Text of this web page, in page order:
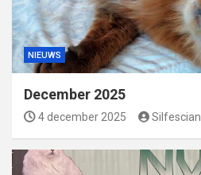
NIEUWS
December 2025
4 december 2025 Silfescian